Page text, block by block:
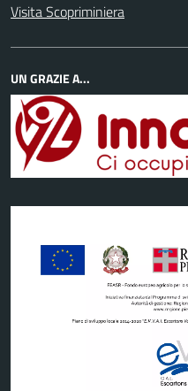
Visita Scopriminiera
UN GRAZIE A...